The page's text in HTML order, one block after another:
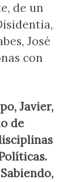
de un
José
con
Javier,
de